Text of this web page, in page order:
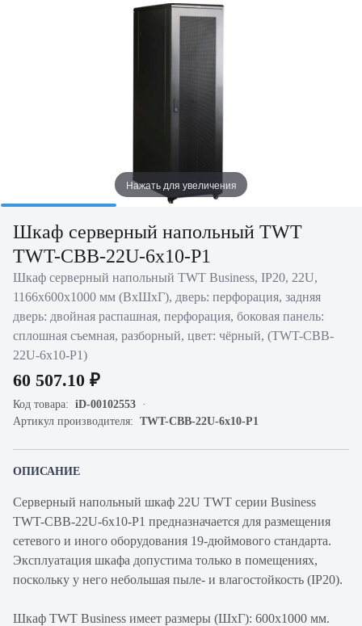
Нажать для увеличения
Шкаф серверный напольный TWT
TWT-CBB-22U-6x10-P1
Шкаф серверный напольный TWT Business, IP20, 22U,
1166х600х1000 мм (ВхШхГ), дверь: перфорация, задняя
дверь: двойная распашная, перфорация, боковая панель:
сплошная съемная, разборный, цвет: чёрный, (TWT-CBB-
22U-6x10-P1)
60 507.10 ₽
Код товара: iD-00102553
Артикул производителя: TWT-CBB-22U-6x10-P1
ОПИСАНИЕ
Серверный напольный шкаф 22U TWT серии Business
TWT-CBB-22U-6x10-P1 предназначается для размещения
сетевого и иного оборудования 19-дюймового стандарта.
Эксплуатация шкафа допустима только в помещениях,
поскольку у него небольшая пыле- и влагостойкость (IP20).
Шкаф TWT Business имеет размеры (ШхГ): 600х1000 мм.